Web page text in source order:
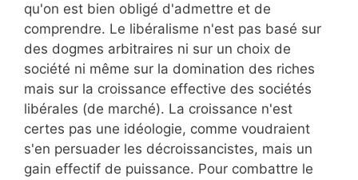
qu'on est bien obligé d'admettre et de
comprendre. Le libéralisme n'est pas basé sur
des dogmes arbitraires ni sur un choix de
société ni même sur la domination des riches
mais sur la croissance effective des sociétés
libérales (de marché). La croissance n'est
certes pas une idéologie, comme voudraient
s'en persuader les décroissancistes, mais un
gain effectif de puissance. Pour combattre le